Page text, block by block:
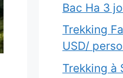
Bac Ha 3
Trekking
USD/
Trekking à